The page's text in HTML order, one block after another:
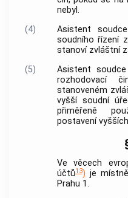
nebyl.
(4)
Asistent
soudního řízení
stanoví zvláštní
(5)
Asistent
rozhodovací
stanoveném
vyšší soudní
přiměřeně
postavení
Ve věcech
účtů13) je
Prahu 1.